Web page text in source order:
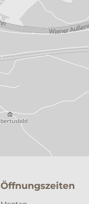
Öffnungszeiten